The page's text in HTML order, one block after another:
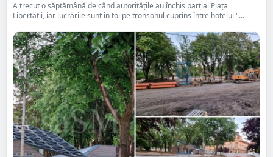
A trecut o săptămână de când autoritățile au închis parțial Piața
Libertății, iar lucrările sunt în toi pe tronsonul cuprins între hotelul "...